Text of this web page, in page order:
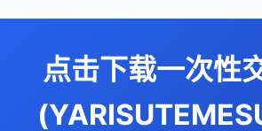
点击下载一次性